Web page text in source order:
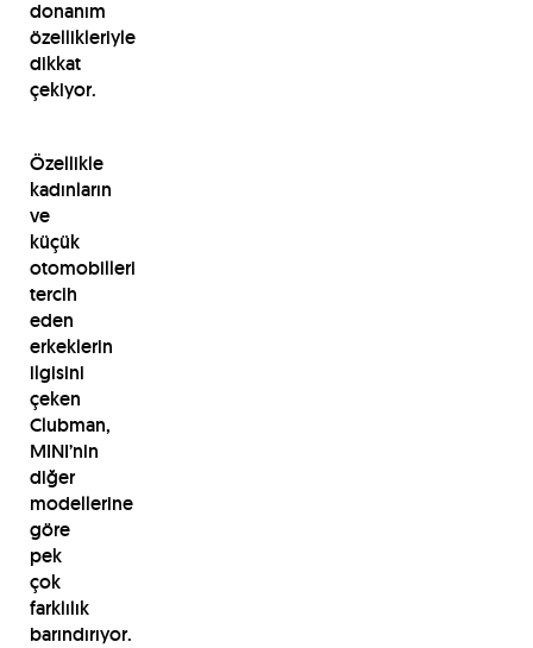
donanım
özellikleriyle
dikkat
çekiyor.
Özellikle
kadınların
ve
küçük
otomobilleri
tercih
eden
erkeklerin
ilgisini
çeken
Clubman,
MINI’nin
diğer
modellerine
göre
pek
çok
farklılık
barındırıyor.